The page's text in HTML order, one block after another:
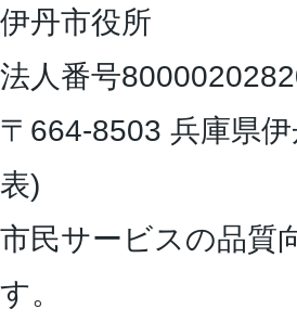
伊丹市役所
法人番号
〒664-8503 兵庫県
表)
市民サービスの品質
す。